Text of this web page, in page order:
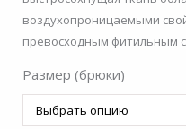
воздухопроницаемыми
превосходным фитильным
Размер (брюки)